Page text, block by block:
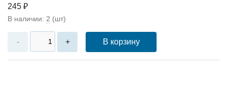
245 ₽
В наличии: 2 (шт)
- + В корзину